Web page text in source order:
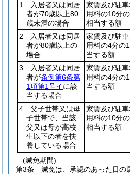
1 入居者又は同居
者が70歳以上80
歳未満の場合
家賃及び駐
用料の10分
相当する額
2 入居者又は同居
者が80歳以上の
場合
家賃及び駐
用料の4分の
当する額
3 入居者又は同居
者が条例第6条第
1項第1号イに該
当する場合
家賃及び駐
用料の4分の
当する額
4 父子世帯又は母
子世帯で、当該
父又は母が高校
生以下の者を扶
養している場合
家賃及び駐
用料の10分
相当する額
(減免期間)
第3条
減免は、承認のあった日の